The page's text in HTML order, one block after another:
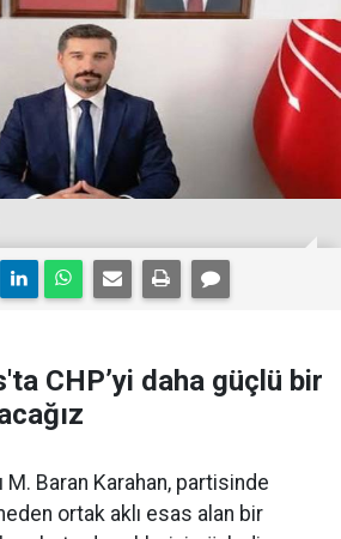
CHP’yi daha güçlü bir
M. Baran Karahan, partisinde
ortak aklı esas alan bir